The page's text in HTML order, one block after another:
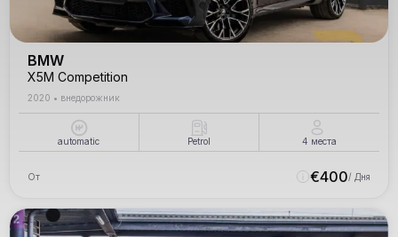
BMW
X5M Competition
2020 • внедорожник
automatic Petrol 4 места
От €400/ Дня